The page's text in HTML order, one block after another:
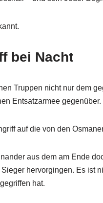
bei Nacht
Truppen nicht nur dem
Entsatzarmee gegenüber.
auf die von den
aus dem am Ende
hervorgingen. Es ist
hat.